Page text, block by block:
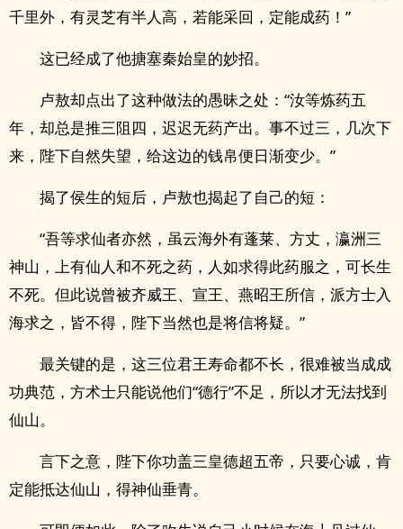
千里外，有灵芝有半人高，若能采回，定能成药！”
这已经成了他搪塞秦始皇的妙招。
卢敖却点出了这种做法的愚昧之处：“汝等炼药五
年，却总是推三阻四，迟迟无药产出。事不过三，几次下
来，陛下自然失望，给这边的钱帛便日渐变少。”
揭了侯生的短后，卢敖也揭起了自己的短：
“吾等求仙者亦然，虽云海外有蓬莱、方丈，瀛洲三
神山，上有仙人和不死之药，人如求得此药服之，可长生
不死。但此说曾被齐威王、宣王、燕昭王所信，派方士入
海求之，皆不得，陛下当然也是将信将疑。”
最关键的是，这三位君王寿命都不长，很难被当成成
功典范，方术士只能说他们“德行”不足，所以才无法找到
仙山。
言下之意，陛下你功盖三皇德超五帝，只要心诚，肯
定能抵达仙山，得神仙垂青。